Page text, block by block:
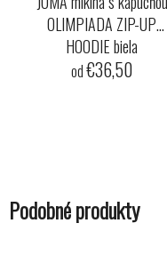
OLIMPIADA ZIP-UP
HOODIE biela
od€36,50
Podobné produkty